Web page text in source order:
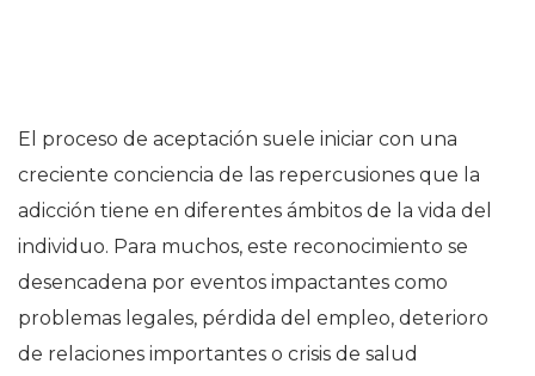
El proceso de aceptación suele iniciar con una
creciente conciencia de las repercusiones que la
adicción tiene en diferentes ámbitos de la vida del
individuo. Para muchos, este reconocimiento se
desencadena por eventos impactantes como
problemas legales, pérdida del empleo, deterioro
de relaciones importantes o crisis de salud